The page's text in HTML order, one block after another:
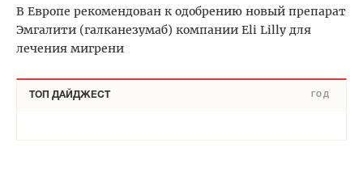
В Европе рекомендован к одобрению новый препарат
Эмгалити (галканезумаб) компании Eli Lilly для
лечения мигрени
ТОП ДАЙДЖЕСТ ГОД